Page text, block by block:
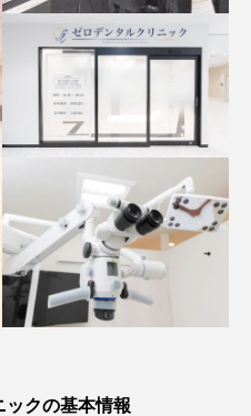
ックの基本情報